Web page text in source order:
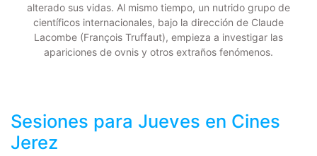
alterado sus vidas. Al mismo tiempo, un nutrido grupo de
científicos internacionales, bajo la dirección de Claude
Lacombe (François Truffaut), empieza a investigar las
apariciones de ovnis y otros extraños fenómenos.
Sesiones para Jueves en Cines
Jerez